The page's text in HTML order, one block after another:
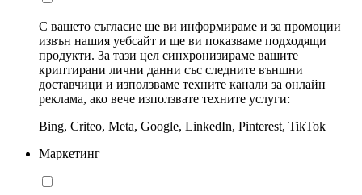
С вашето съгласие ще ви информираме и за промоции
извън нашия уебсайт и ще ви показваме подходящи
продукти. За тази цел синхронизираме вашите
криптирани лични данни със следните външни
доставчици и използваме техните канали за онлайн
реклама, ако вече използвате техните услуги:
Bing, Criteo, Meta, Google, LinkedIn, Pinterest, TikTok
Маркетинг